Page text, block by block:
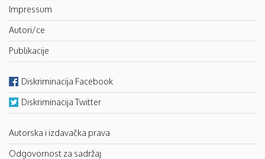
Impressum
Autori/ce
Publikacije
Diskriminacija Facebook
Diskriminacija Twitter
Autorska i izdavačka prava
Odgovornost za sadržaj